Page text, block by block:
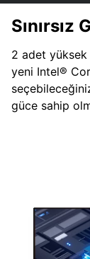
Sınırsız
2 adet
yeni Intel®
güce sahip